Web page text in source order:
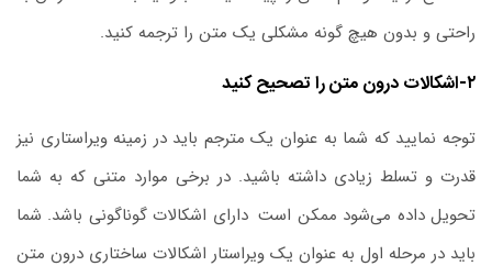
‌راحتی و بدون هیچ ‌گونه مشکلی یک متن را ترجمه کنید.
۲-اشکالات درون متن را تصحیح کنید
توجه نمایید که شما به‌ عنوان یک مترجم باید در زمینه ویراستاری نیز
قدرت و تسلط زیادی داشته باشید. در برخی موارد متنی که به شما
تحویل داده می‌شود ممکن است. دارای اشکالات گوناگونی باشد. شما
باید در مرحله اول به‌ عنوان یک ویراستار اشکالات ساختاری درون متن